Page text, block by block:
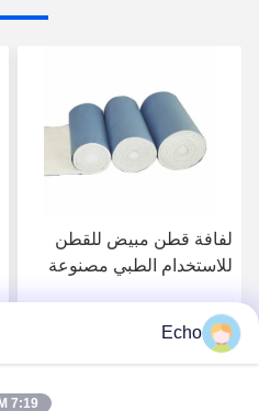
لفافة قطن مبيض للقطن
للاستخدام الطبي مصنوعة
احصل على أفضل سعر
Echo
7:19 PM